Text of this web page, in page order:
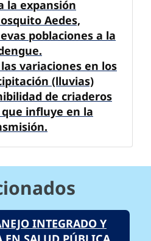
la expansión
Aedes,
poblaciones a la
variaciones en los
(lluvias)
de criaderos
influye en la
INTEGRADO Y